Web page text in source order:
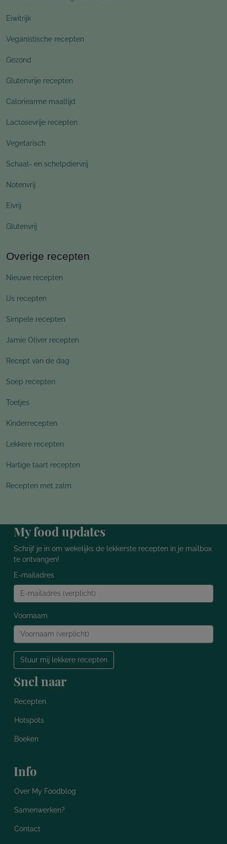
Eiwitrijk
Veganistische recepten
Gezond
Glutenvrije recepten
Caloriearme maaltijd
Lactosevrije recepten
Vegetarisch
Schaal- en schelpdiervrij
Notenvrij
Eivrij
Glutenvrij
Overige recepten
Nieuwe recepten
IJs recepten
Simpele recepten
Jamie Oliver recepten
Recept van de dag
Soep recepten
Toetjes
Kinderrecepten
Lekkere recepten
Hartige taart recepten
Recepten met zalm
My food updates
Schrijf je in om wekelijks de lekkerste recepten in je mailbox
te ontvangen!
E-mailadres
Voornaam
Stuur mij lekkere recepten
Snel naar
Recepten
Hotspots
Boeken
Info
Over My Foodblog
Samenwerken?
Contact